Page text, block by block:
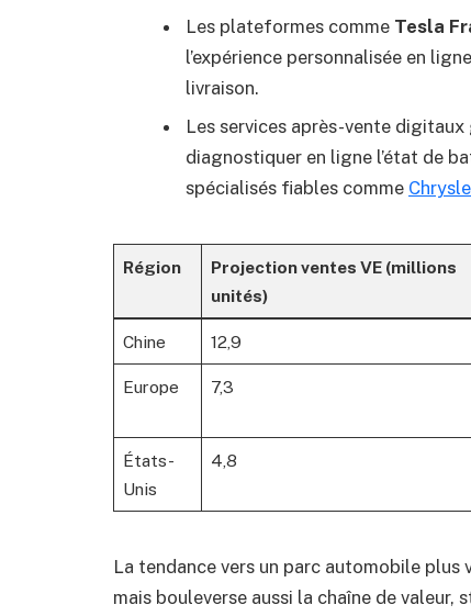
Les plateformes comme Tesla
l’expérience personnalisée en
livraison.
Les services après-vente
diagnostiquer en ligne l’état de
spécialisés fiables comme
Région
Projection ventes VE (millions
unités)
Chine 12,9
Europe 7,3
États-
Unis
4,8
La tendance vers un parc automobile
mais bouleverse aussi la chaîne de valeur,